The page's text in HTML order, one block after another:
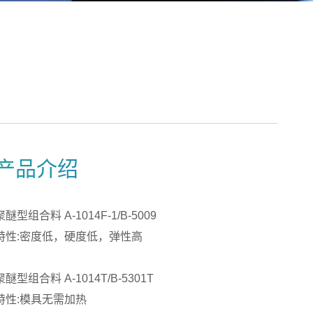
品介绍
醚型组合料 A-1014F-1/B-5009
性:密度低，硬度低，弹性高
醚型组合料 A-1014T/B-5301T
性:模具无需加热